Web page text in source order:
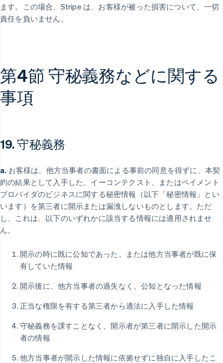
ます。この場合、Stripe は、お客様が被った損害について、一切
責任を負いません。
第4節 守秘義務などに関する
事項
19. 守秘義務
a. お客様は、他方当事者の書面による事前の同意を得ずに、本契
約の結果として入手した、イーコンテクスト、またはペイメント
プロバイダのビジネスに関する秘密情報（以下「秘密情報」とい
います）を第三者に開示または漏洩しないものとします。ただ
し、これは、以下のいずれかに該当する情報には適用されませ
ん。
開示の時に既に公知であった、または他方当事者が既に保
有していた情報
開示後に、他方当事者の過失なく、公知となった情報
正当な権限を有する第三者から適法に入手した情報
守秘義務を課すことなく、開示者が第三者に開示した開示
者の情報
他方当事者が開示した情報に依拠せずに独自に入手したこ